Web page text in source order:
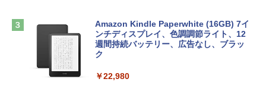
13インチノートブック：AIとApple Intell
igence、13.6インチLiquid Retinaディ
スプレイ、16GBユニファイドメモリ、1
TB SSDストレージ、12MPセンターフレ
D - ミッドナイト
インゲームコード】 ロブロックス | オン
ラインコード版
￥3,200
めのAIコーディング入門シリーズ
￥99
AIイラスト表現辞典: 思い通りの絵を引き
Amazon Kindle Paperwhite (16GB) 7イ
ンチディスプレイ、色調調節ライト、12
週間持続バッテリー、広告なし、ブラッ
ク
￥22,980